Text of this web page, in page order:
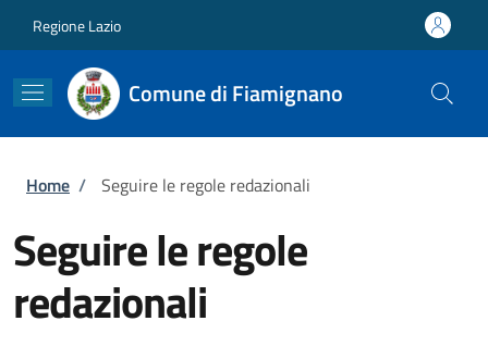
Regione Lazio
Comune di Fiamignano
Briciole di pane
Home / Seguire le regole redazionali
Seguire le regole
redazionali